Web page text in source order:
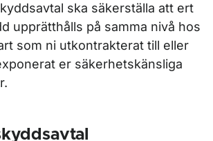
ska säkerställa att ert
upprätthålls på samma nivå hos
som ni utkontrakterat till eller
er säkerhetskänsliga